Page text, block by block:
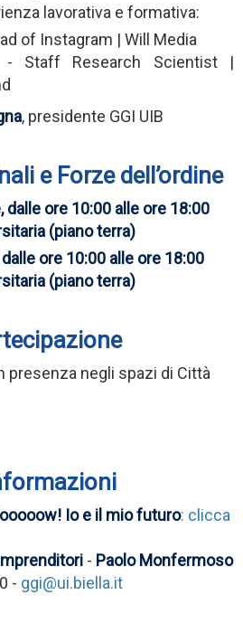
lavorativa e formativa:
of Instagram | Will Media
Staff Research Scientist |
, presidente GGI UIB
e Forze dell’ordine
ore 10:00 alle ore 18:00
(piano terra)
ore 10:00 alle ore 18:00
(piano terra)
presenza negli spazi di Città
Io e il mio futuro: clicca
- Paolo Monfermoso
- ggi@ui.biella.it